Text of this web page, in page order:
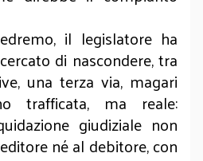
il legislatore ha
di nascondere, tra
una terza via, magari
trafficata, ma reale:
giudiziale non
né al debitore, con